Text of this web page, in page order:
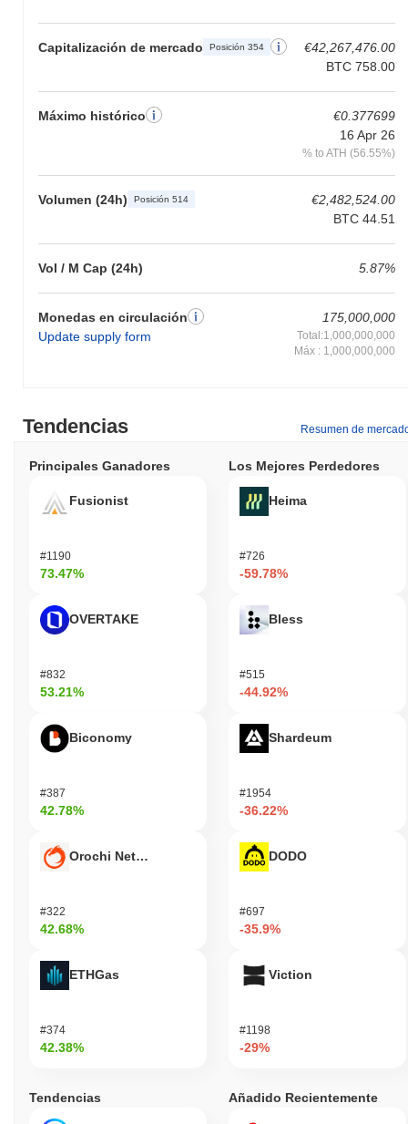
Capitalización de mercado Posición 354
€42,267,476.00
BTC 758.00
Máximo histórico
€0.377699
16 Apr 26
% to ATH (56.55%)
Volumen (24h) Posición 514
€2,482,524.00
BTC 44.51
Vol / M Cap (24h) 5.87%
Monedas en circulación
Update supply form
175,000,000
Total:1,000,000,000
Máx : 1,000,000,000
Tendencias Resumen de
Principales Ganadores
Fusionist
#1190
73.47%
OVERTAKE
#832
53.21%
Biconomy
#387
42.78%
Orochi Network
#322
42.68%
ETHGas
#374
42.38%
Los Mejores Perdedores
Heima
#726
-59.78%
Bless
#515
-44.92%
Shardeum
#1954
-36.22%
DODO
#697
-35.9%
Viction
#1198
-29%
Tendencias Añadido Recientemente